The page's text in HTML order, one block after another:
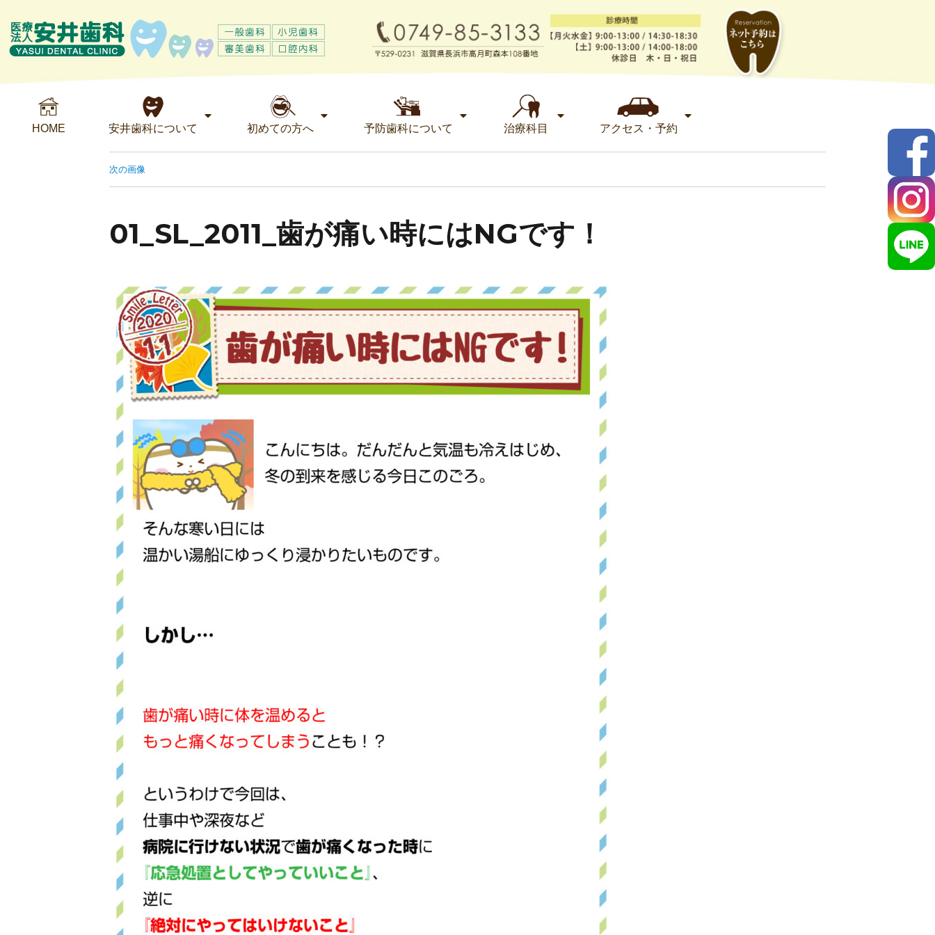
HOME 安井歯科について 初めての方へ 予防歯科について 治療科目 アクセス・予約
次の画像
01_SL_2011_歯が痛い時にはNGです！